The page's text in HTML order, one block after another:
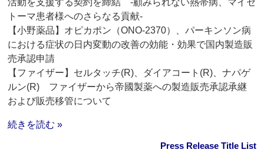
活動を支援する契約を締結 ‐顧みられない熱帯病、マイセ
トーマ患者様へのさらなる貢献‐
【小野薬品】オピカポン（ONO-2370）、パーキンソン病
における症状の日内変動の改善の効能・効果で国内製造販
売承認申請
【ファイザー】セルタッチ(R)、ダイアコート(R)、ナパゲ
ルン(R) ファイザーから帝國製薬への製造販売承認承継
および販売移管について
続きを読む »
Press Release Title List